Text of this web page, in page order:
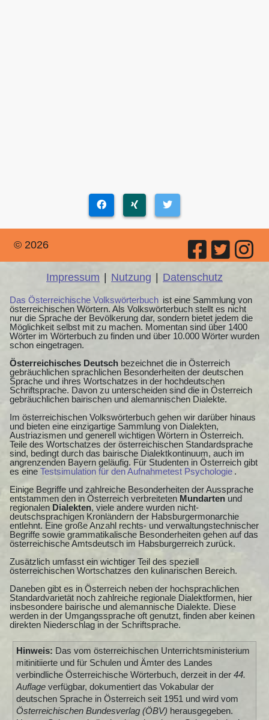
© 2026
Impressum | Nutzung | Datenschutz
Das Österreichische Volkswörterbuch ist eine Sammlung von
österreichischen Wörtern. Als Volkswörterbuch stellt es nicht
nur die Sprache der Bevölkerung dar, sondern bietet jedem die
Möglichkeit selbst mit zu machen. Momentan sind über 1400
Wörter im Wörterbuch zu finden und über 10.000 Wörter wurden
schon eingetragen.
Österreichisches Deutsch bezeichnet die in Österreich
gebräuchlichen sprachlichen Besonderheiten der deutschen
Sprache und ihres Wortschatzes in der hochdeutschen
Schriftsprache. Davon zu unterscheiden sind die in Österreich
gebräuchlichen bairischen und alemannischen Dialekte.
Im österreichischen Volkswörterbuch gehen wir darüber hinaus
und bieten eine einzigartige Sammlung von Dialekten,
Austriazismen und generell wichtigen Wörtern in Österreich.
Teile des Wortschatzes der österreichischen Standardsprache
sind, bedingt durch das bairische Dialektkontinuum, auch im
angrenzenden Bayern geläufig. Für Studenten in Österreich gibt
es eine Testsimulation für den Aufnahmetest Psychologie .
Einige Begriffe und zahlreiche Besonderheiten der Aussprache
entstammen den in Österreich verbreiteten Mundarten und
regionalen Dialekten, viele andere wurden nicht-
deutschsprachigen Kronländern der Habsburgermonarchie
entlehnt. Eine große Anzahl rechts- und verwaltungstechnischer
Begriffe sowie grammatikalische Besonderheiten gehen auf das
österreichische Amtsdeutsch im Habsburgerreich zurück.
Zusätzlich umfasst ein wichtiger Teil des speziell
österreichischen Wortschatzes den kulinarischen Bereich.
Daneben gibt es in Österreich neben der hochsprachlichen
Standardvarietät noch zahlreiche regionale Dialektformen, hier
insbesondere bairische und alemannische Dialekte. Diese
werden in der Umgangssprache oft genutzt, finden aber keinen
direkten Niederschlag in der Schriftsprache.
Hinweis: Das vom österreichischen Unterrichtsministerium
mitinitiierte und für Schulen und Ämter des Landes
verbindliche Österreichische Wörterbuch, derzeit in der 44.
Auflageverfügbar, dokumentiert das Vokabular der
deutschen Sprache in Österreich seit 1951 und wird vom
Österreichischen Bundesverlag (ÖBV) herausgegeben.